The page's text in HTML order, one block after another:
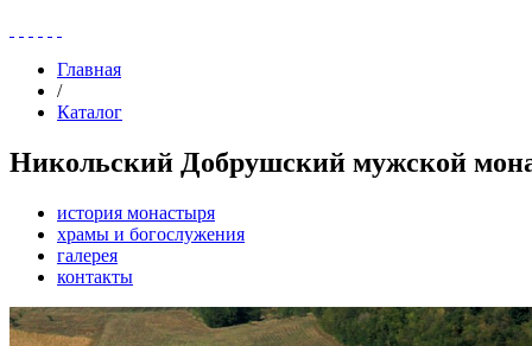
Главная
/
Каталог
Никольский Добрушский мужской
история монастыря
храмы и богослужения
галерея
контакты